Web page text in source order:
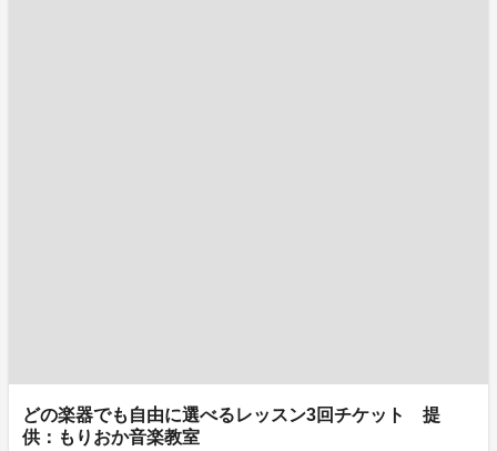
どの楽器でも自由に選べるレッスン3回チケット 提
供：もりおか音楽教室